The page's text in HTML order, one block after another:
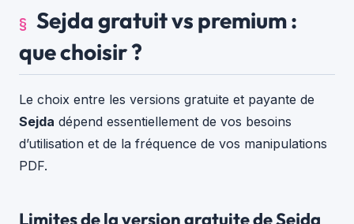
Sejda gratuit vs premium :
que choisir ?
Le choix entre les versions gratuite et payante de
Sejda dépend essentiellement de vos besoins
d’utilisation et de la fréquence de vos manipulations
PDF.
Limites de la version gratuite de Sejda